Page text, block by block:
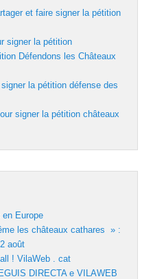
et faire signer la pétition
signer la pétition
Défendons les Châteaux
la pétition défense des
signer la pétition châteaux
Europe
les châteaux cathares » :
août
! VilaWeb . cat
DIRECTA e VILAWEB